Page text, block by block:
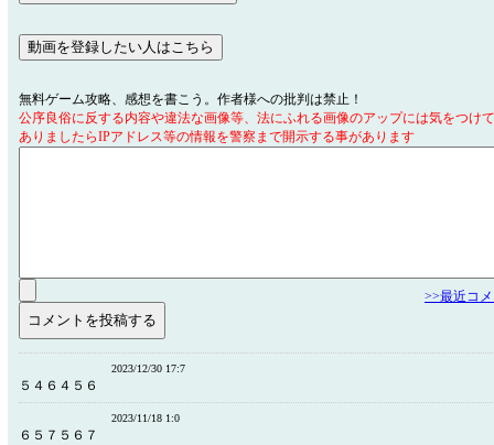
無料ゲーム攻略、感想を書こう。作者様への批判は禁止！
公序良俗に反する内容や違法な画像等、法にふれる画像のアップには気をつけ
ありましたらIPアドレス等の情報を警察まで開示する事があります
>>最近コ
2023/12/30 17:7
５４６４５６
2023/11/18 1:0
６５７５６７